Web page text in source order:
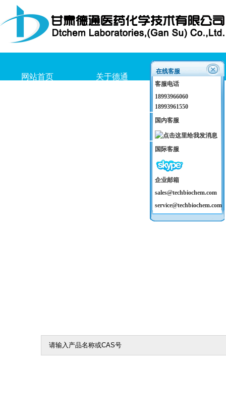
在线客服
客服电话
18993966060
18993961550
国内客服
国际客服
企业邮箱
sales@techbiochem.com
service@techbiochem.com
网站首页 关于德通 产品介绍
5-氯-1,2,4-噻二唑